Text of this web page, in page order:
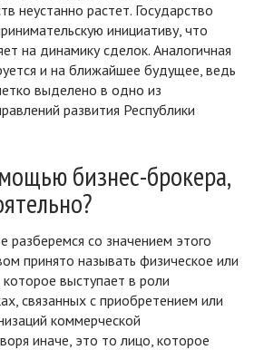
неустанно растет. Государство
инициативу, что
на динамику сделок. Аналогичная
и на ближайшее будущее, ведь
выделено в одно из
развития Республики
бизнес-брокера,
разберемся со значением этого
принято называть физическое или
выступает в роли
связанных с приобретением или
коммерческой
иначе, это то лицо, которое